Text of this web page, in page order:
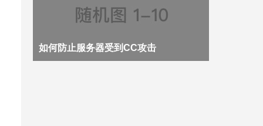
如何防止服务器受到CC攻击